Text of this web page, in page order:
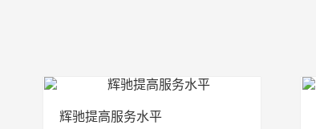
辉驰提高服务水平